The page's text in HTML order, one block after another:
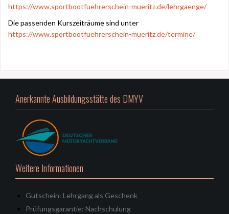
https://www.sportbootfuehrerschein-mueritz.de/lehrgaenge/
Die passenden Kurszeiträume sind unter
https://www.sportbootfuehrerschein-mueritz.de/termine/
Anerkannte Ausbildungsstätte des DMYV
Weitere Informationen
Gutschein: Lehrgang als Geschenk
Prüfungsgarantie: Nachschulung